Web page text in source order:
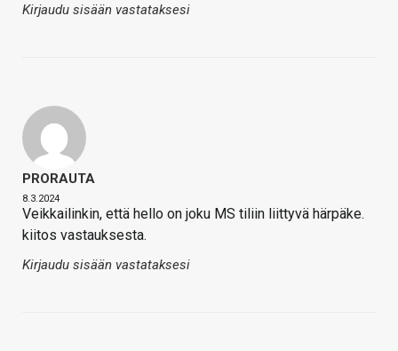
Kirjaudu sisään vastataksesi
PRORAUTA
8.3.2024
Veikkailinkin, että hello on joku MS tiliin liittyvä härpäke.
kiitos vastauksesta.
Kirjaudu sisään vastataksesi